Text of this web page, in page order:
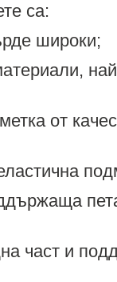
са:
широки;
от
част и